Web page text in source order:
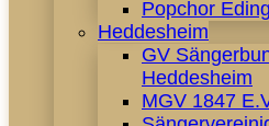
Popchor
Heddesheim
GV
Heddesheim
MGV 1847